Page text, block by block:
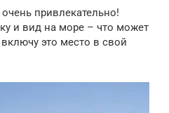
привлекательно!
и вид на море – что может
это место в свой